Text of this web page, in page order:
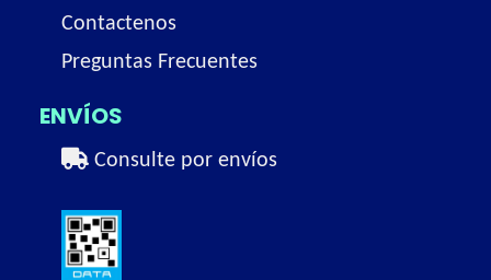
Contactenos
Preguntas Frecuentes
ENVÍOS
Consulte por envíos